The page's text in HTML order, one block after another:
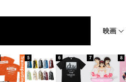
映画
5 6 7 8